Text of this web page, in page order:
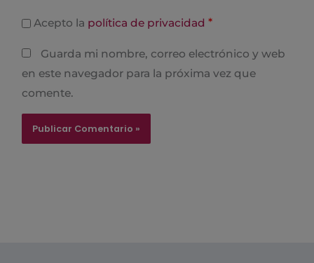
Acepto la política de privacidad *
Guarda mi nombre, correo electrónico y web
en este navegador para la próxima vez que
comente.